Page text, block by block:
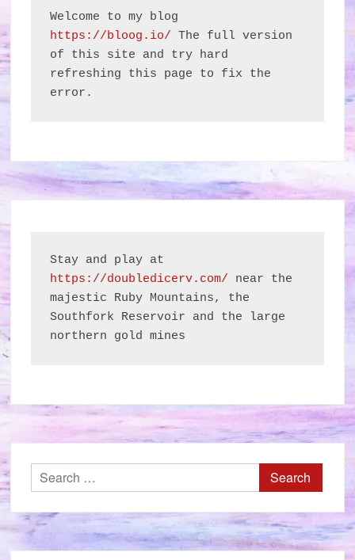
https://bloog.io/ The full version
of this site and try hard
refreshing this page to fix the
error.
https://doubledicerv.com/ near the
majestic Ruby Mountains, the
Southfork Reservoir and the large
northern gold mines
Search
for: